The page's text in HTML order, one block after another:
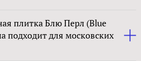
плитка Блю Перл (Blue
подходит для московских